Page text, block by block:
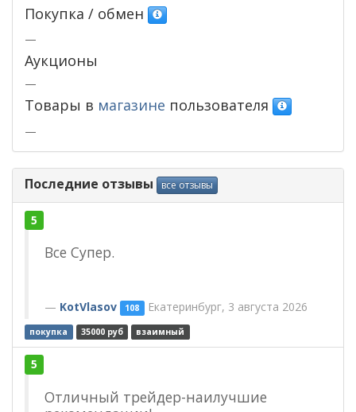
Покупка / обмен
—
Аукционы
—
Товары в магазине пользователя
—
Последние отзывы все отзывы
5
Все Супер.
KotVlasov 108 Екатеринбург, 3 августа 2026
покупка 35000 руб взаимный
5
Отличный трейдер-наилучшие